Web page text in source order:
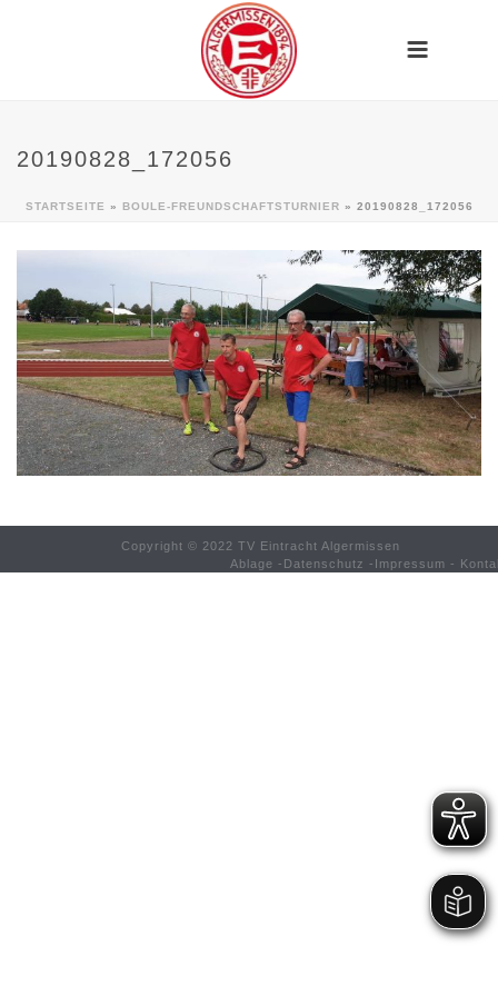
20190828_172056
STARTSEITE » BOULE-FREUNDSCHAFTSTURNIER » 20190828_172056
Copyright © 2022 TV Eintracht Algermissen
Ablage - Datenschutz - Impressum -